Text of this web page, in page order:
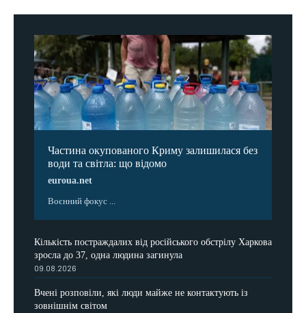
Частина окупованого Криму залишилася без
води та світла: що відомо
euroua.net
Воєнний фокус ...
Кількість постраждалих від російського обстрілу Харкова
зросла до 37, одна людина загинула
09.08.2026
Вчені розповіли, які люди майже не контактують із
зовнішнім світом